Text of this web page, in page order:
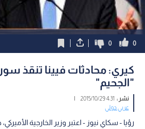
0
0
كيري: محادثات فيينا تنقذ
"الجحيم"
نشر : 4:31 2015/10/29
|
عربي دولي
رؤيا - سكاي نيوز - اعتبر وزير الخارجية